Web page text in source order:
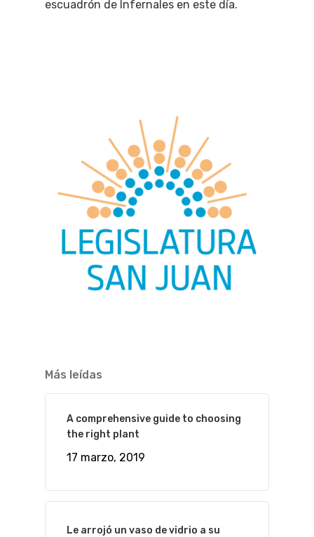
escuadrón de Infernales en este día.
Más leídas
A comprehensive guide to choosing
the right plant
17 marzo, 2019
Le arrojó un vaso de vidrio a su